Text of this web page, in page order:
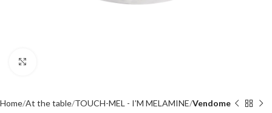
Home At the table TOUCH-MEL - I’M MELAMINE Vendome